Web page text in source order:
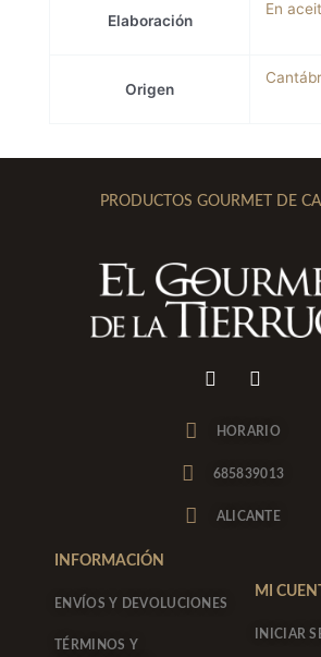
Elaboración
En
Origen
PRODUCTOS GOURMET DE
I
n
g
r
m
F
a
e
o
o
k
-
HORARIO
685839013
ALICANTE
INFORMACIÓN
ENVÍOS Y DEVOLUCIONES
TÉRMINOS Y
MI
INICIAR